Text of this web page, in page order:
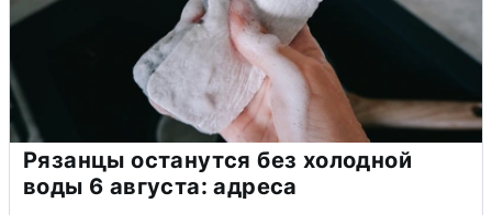
Рязанцы останутся без холодной
воды 6 августа: адреса